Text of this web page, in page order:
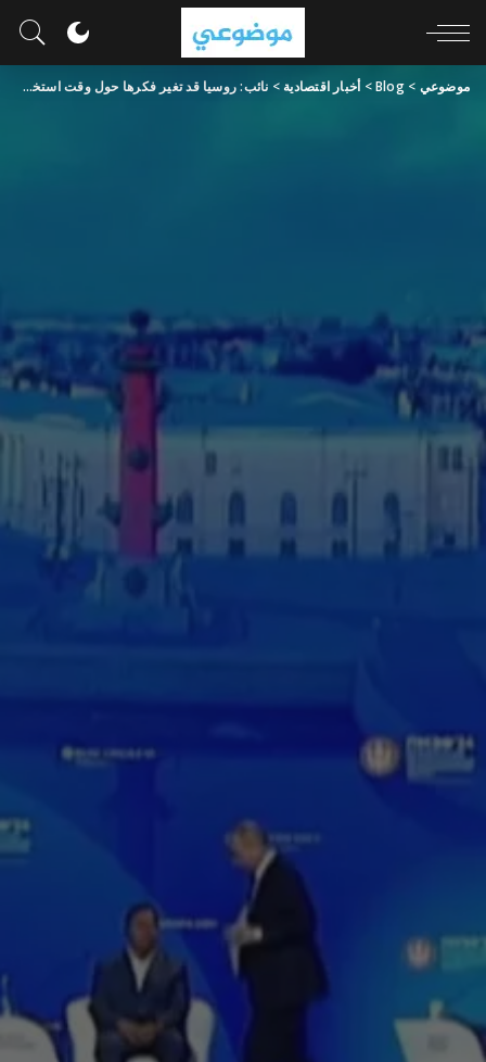
موضوعي >
Blog
> أخبار اقتصادية > نائب: روسيا قد تغير فكرها حول وقت استخدام أسلحة نووية